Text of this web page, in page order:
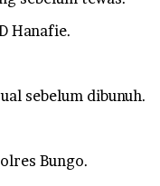
Hanafie.
sebelum dibunuh.
Bungo.